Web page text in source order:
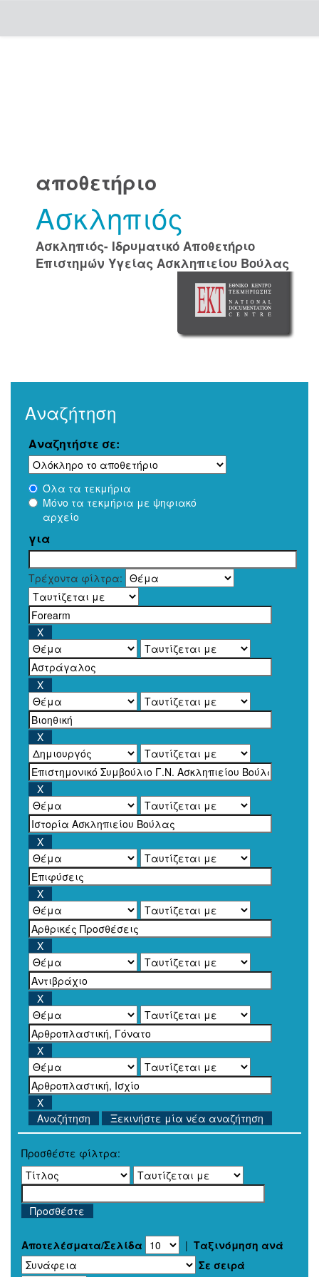
αποθετήριο
Ασκληπιός
Ασκληπιός- Ιδρυματικό Αποθετήριο
Επιστημών Υγείας Ασκληπιείου Βούλας
Αναζήτηση
Αναζητήστε σε:
Όλα τα τεκμήρια
Μόνο τα τεκμήρια με ψηφιακό
αρχείο
για
Τρέχοντα φίλτρα:
Ξεκινήστε μία νέα αναζήτηση
Προσθέστε φίλτρα:
Αποτελέσματα/Σελίδα | Ταξινόμηση ανά
Σε σειρά